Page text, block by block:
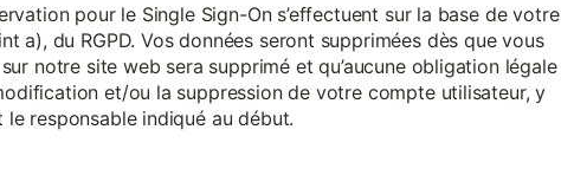
pour le Single Sign-On s’effectuent sur la base de votre
a), du RGPD. Vos données seront supprimées dès que vous
notre site web sera supprimé et qu’aucune obligation légale
et/ou la suppression de votre compte utilisateur, y
responsable indiqué au début.